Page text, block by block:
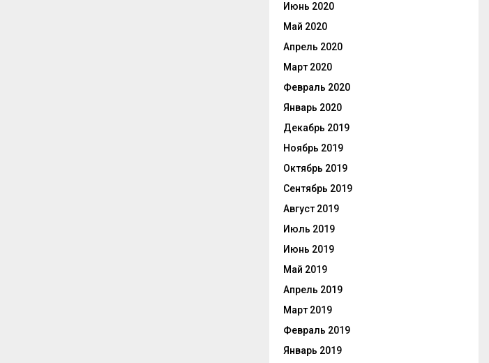
Июнь 2020
Май 2020
Апрель 2020
Март 2020
Февраль 2020
Январь 2020
Декабрь 2019
Ноябрь 2019
Октябрь 2019
Сентябрь 2019
Август 2019
Июль 2019
Июнь 2019
Май 2019
Апрель 2019
Март 2019
Февраль 2019
Январь 2019